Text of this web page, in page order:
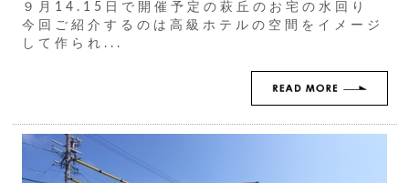
９月14.15日で開催予定の萩丘のお宅の水回り
今回ご紹介するのは高級ホテルの空間をイメージ
して作られ...